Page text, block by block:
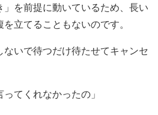
を前提に動いているため、長い
立てることもないのです。
ないで待つだけ待たせてキャンセ
ってくれなかったの」